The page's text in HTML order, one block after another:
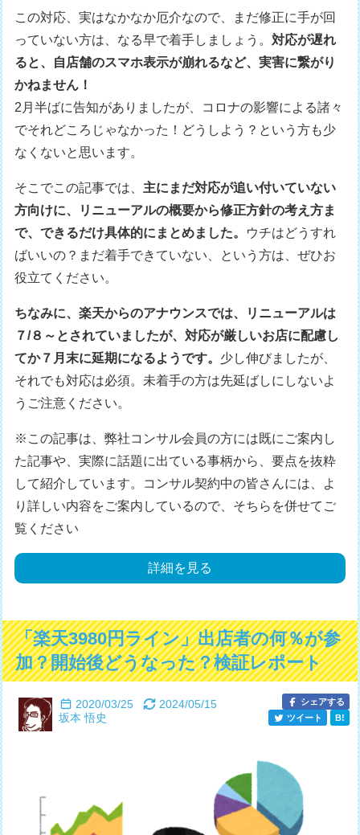
この対応、実はなかなか厄介なので、まだ修正に手が回
っていない方は、なる早で着手しましょう。対応が遅れ
ると、自店舗のスマホ表示が崩れるなど、実害に繋がり
かねません！
2月半ばに告知がありましたが、コロナの影響による諸々
でそれどころじゃなかった！どうしよう？という方も少
なくないと思います。
そこでこの記事では、 主にまだ対応が追い付いていない
方向けに、リニューアルの概要から修正方針の考え方ま
で、できるだけ具体的にまとめました。 ウチはどうすれ
ばいいの？まだ着手できていない、という方は、ぜひお
役立てください。
ちなみに、楽天からのアナウンスでは、リニューアルは
７/８～とされていましたが、対応が厳しいお店に配慮し
てか７月末に延期になるようです。 少し伸びましたが、
それでも対応は必須。未着手の方は先延ばしにしないよ
うご注意ください。
※この記事は、弊社コンサル会員の方には既にご案内し
た記事や、実際に話題に出ている事柄から、要点を抜粋
して紹介しています。コンサル契約中の皆さんには、よ
り詳しい内容をご案内しているので、そちらを併せてご
覧ください
詳細を見る
「楽天3980円ライン」出店者の何％が参
加？開始後どうなった？検証レポート
2020/03/25
2024/05/15
坂本 悟史
シェアする
ツイート
B!